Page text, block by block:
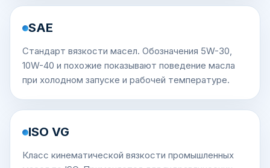
SAE
Стандарт вязкости масел. Обозначения 5W-30,
10W-40 и похожие показывают поведение масла
при холодном запуске и рабочей температуре.
ISO VG
Класс кинематической вязкости промышленных